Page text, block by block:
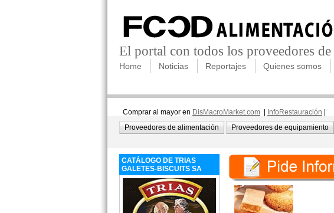
El portal con todos los proveedores de
Home Noticias Reportajes Quienes somos
Comprar al mayor en DisMacroMarket.com InfoRestauración
Proveedores de alimentación
Proveedores de equipamiento
CATÁLOGO DE TRIAS
GALETES-BISCUITS SA